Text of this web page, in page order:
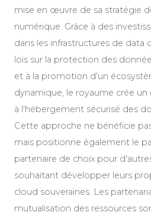
mise en œuvre de sa stratégie
numérique. Grâce à des
dans les infrastructures de data
lois sur la protection des
et à la promotion d'un
dynamique, le royaume crée
à l'hébergement sécurisé des
Cette approche ne bénéficie
mais positionne également le
partenaire de choix pour
souhaitant développer leurs
cloud souveraines. Les
mutualisation des ressources